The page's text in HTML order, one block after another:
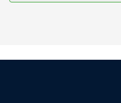
Entspann dich im
Hochzeitsservice.